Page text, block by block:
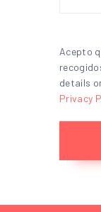
Acepto
details
Privacy